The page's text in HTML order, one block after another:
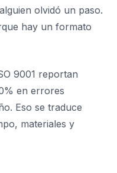
olvidó un paso.
hay un formato
9001 reportan
en errores
Eso se traduce
materiales y